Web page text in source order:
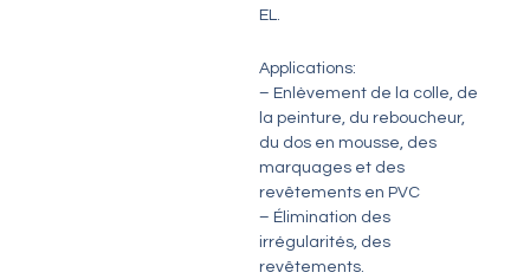
EL.
Applications:
– Enlèvement de la colle, de
la peinture, du reboucheur,
du dos en mousse, des
marquages et des
revêtements en PVC
– Élimination des
irrégularités, des
revêtements.